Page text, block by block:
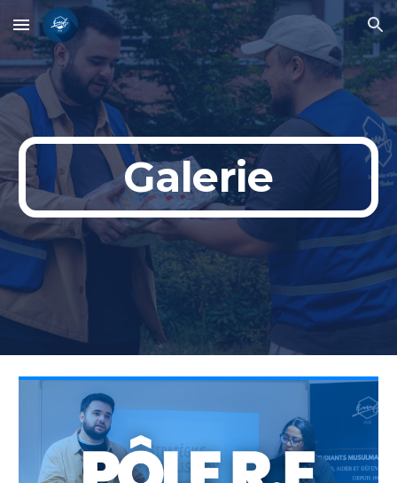
Skip to main content Skip to navigation
Galerie